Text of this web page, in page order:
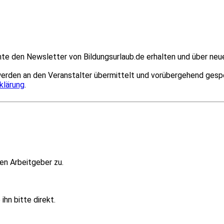
den Newsletter von Bildungsurlaub.de erhalten und über
an den Veranstalter übermittelt und vorübergehend
.
Arbeitgeber zu.
ihn bitte direkt.